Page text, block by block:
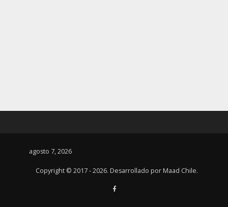
agosto 7, 2026
Copyright © 2017 - 2026. Desarrollado por Maad Chile.